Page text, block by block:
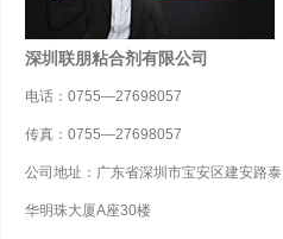
深圳联朋粘合剂有限公司
电话：0755—27698057
传真：0755—27698057
公司地址：广东省深圳市宝安区建安路泰
华明珠大厦A座30楼